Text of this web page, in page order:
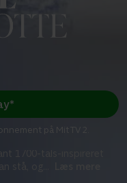
1700-tals-inspireret
stå, og
på Mit TV 2.